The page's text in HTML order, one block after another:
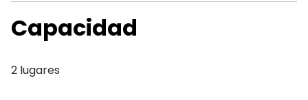
Capacidad
2 lugares